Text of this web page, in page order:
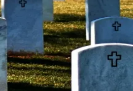
Contact
トップ